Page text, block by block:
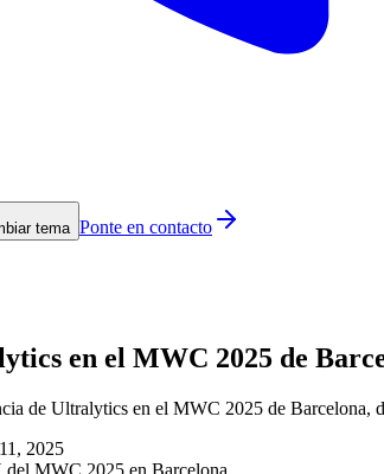
tema Ponte en contacto
en el MWC 2025 de
de Ultralytics en el MWC 2025 de Barcelona,
2025